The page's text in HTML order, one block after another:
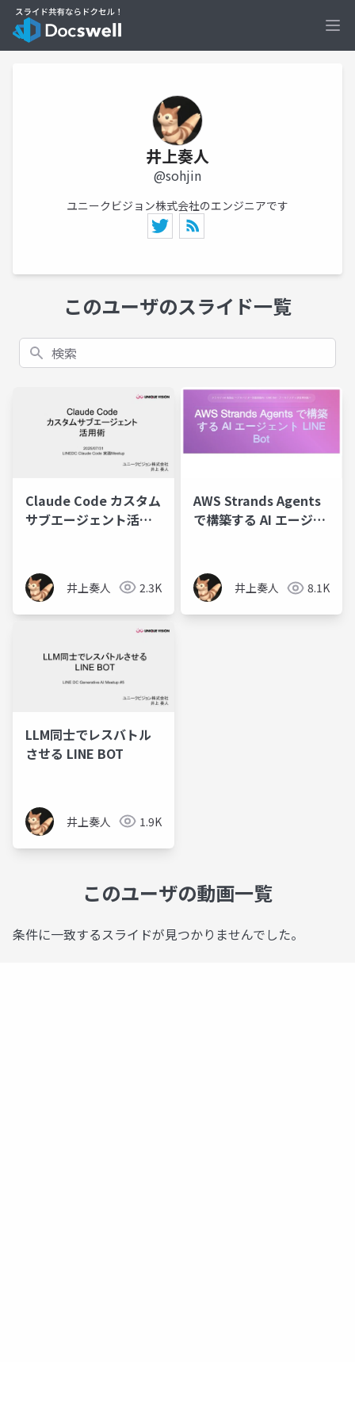
井上奏人
@sohjin
ユニークビジョン株式会社のエンジニアです
このユーザのスライド一覧
検索
Claude Code カスタム
サブエージェント活用
井上奏人 2.3K
AWS Strands Agents
で構築する AI エージェ
井上奏人 8.1K
LLM同士でレスバトル
させる LINE BOT
井上奏人 1.9K
このユーザの動画一覧
条件に一致するスライドが見つかりませんでした。